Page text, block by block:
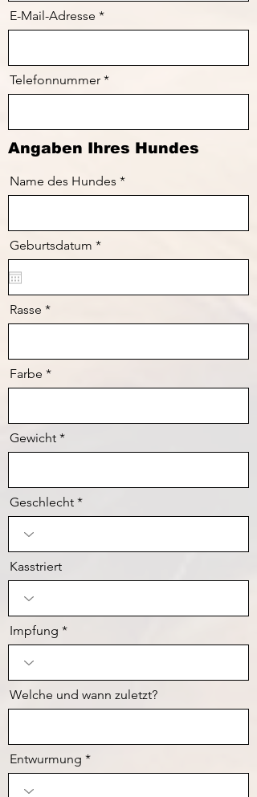
E-Mail-Adresse
Telefonnummer
Angaben Ihres Hundes
Name des Hundes
Geburtsdatum *r
e
i
e
Rasse
Farbe
Gewicht
Geschlecht
Kasstriert
Impfung
Welche und wann zuletzt?
Entwurmung